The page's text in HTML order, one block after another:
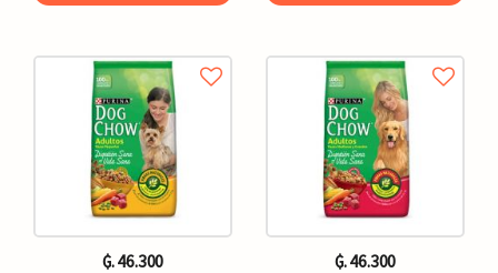
₲. 46.300 ₲. 46.300